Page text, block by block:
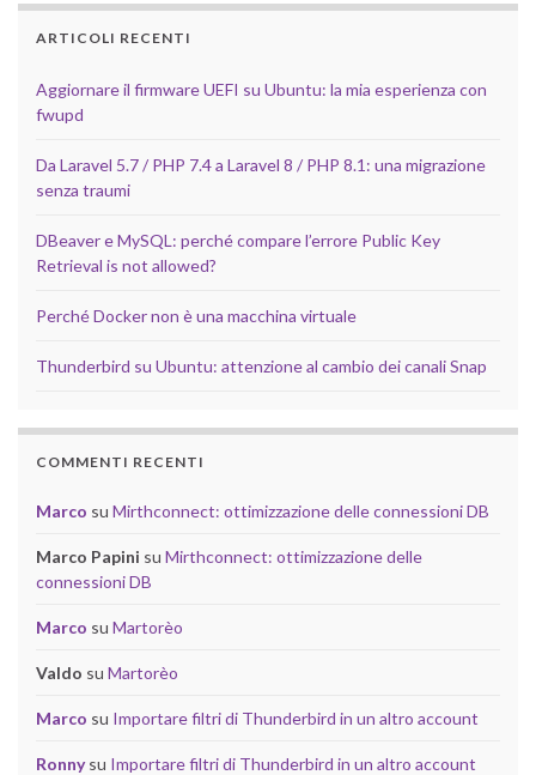
ARTICOLI RECENTI
Aggiornare il firmware UEFI su Ubuntu: la mia esperienza con
fwupd
Da Laravel 5.7 / PHP 7.4 a Laravel 8 / PHP 8.1: una migrazione
senza traumi
DBeaver e MySQL: perché compare l’errore Public Key
Retrieval is not allowed?
Perché Docker non è una macchina virtuale
Thunderbird su Ubuntu: attenzione al cambio dei canali Snap
COMMENTI RECENTI
Marco su Mirthconnect: ottimizzazione delle connessioni DB
Marco Papini su Mirthconnect: ottimizzazione delle
connessioni DB
Marco su Martorèo
Valdo su Martorèo
Marco su Importare filtri di Thunderbird in un altro account
Ronnysu Importare filtri di Thunderbird in un altro account